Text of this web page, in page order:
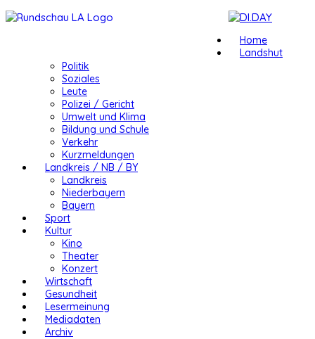
Home
Landshut
Politik
Soziales
Leute
Polizei / Gericht
Umwelt und Klima
Bildung und Schule
Verkehr
Kurzmeldungen
Landkreis / NB / BY
Landkreis
Niederbayern
Bayern
Sport
Kultur
Kino
Theater
Konzert
Wirtschaft
Gesundheit
Lesermeinung
Mediadaten
Archiv